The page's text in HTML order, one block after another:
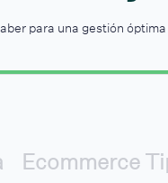
para una gestión
Ecommerce